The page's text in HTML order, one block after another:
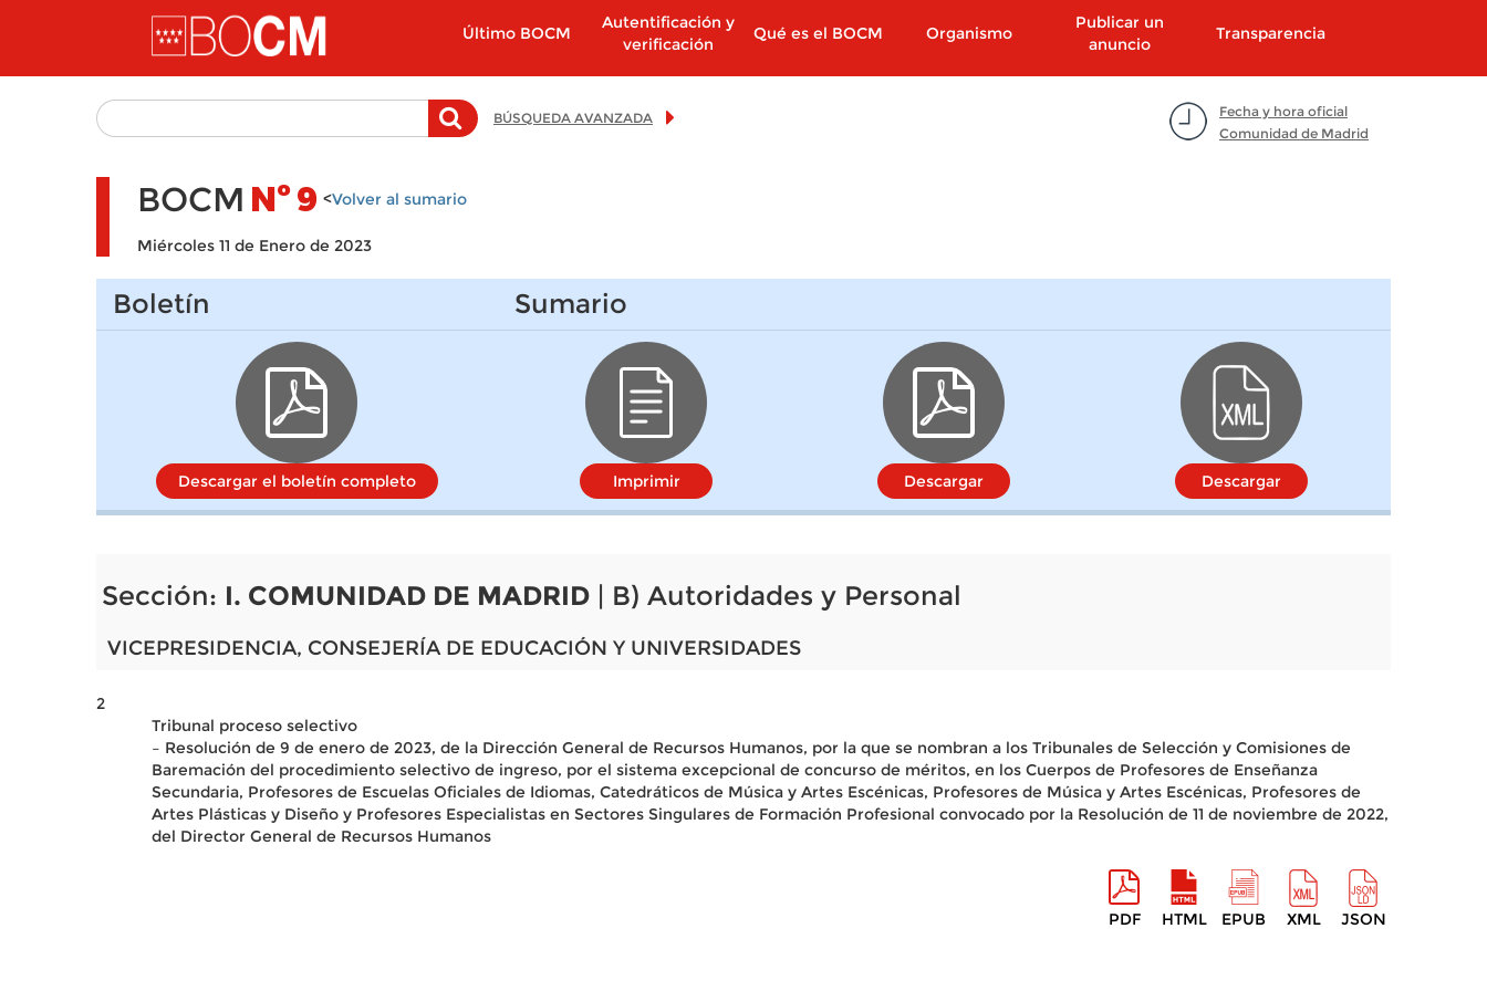
Pasar al contenido principal
Último BOCM
Autentificación y
verificación
Qué es el BOCM Organismo
Publicar un
anuncio
Transparencia
Fecha y hora oficial
Comunidad de Madrid
BÚSQUEDA AVANZADA
BOCM Nº9 <Volver al sumario
Miércoles 11 de Enero de 2023
Boletín
Descargar el boletín completo
Sumario
Imprimir Descargar Descargar
Sección: I. COMUNIDAD DE MADRID | B) Autoridades y Personal
VICEPRESIDENCIA, CONSEJERÍA DE EDUCACIÓN Y UNIVERSIDADES
2
Tribunal proceso selectivo
– Resolución de 9 de enero de 2023, de la Dirección General de Recursos Humanos, por la que se nombran a los Tribunales de Selección y Comisiones de
Baremación del procedimiento selectivo de ingreso, por el sistema excepcional de concurso de méritos, en los Cuerpos de Profesores de Enseñanza
Secundaria, Profesores de Escuelas Oficiales de Idiomas, Catedráticos de Música y Artes Escénicas, Profesores de Música y Artes Escénicas, Profesores de
Artes Plásticas y Diseño y Profesores Especialistas en Sectores Singulares de Formación Profesional convocado por la Resolución de 11 de noviembre de 2022,
del Director General de Recursos Humanos
PDF HTML EPUB XML JSON